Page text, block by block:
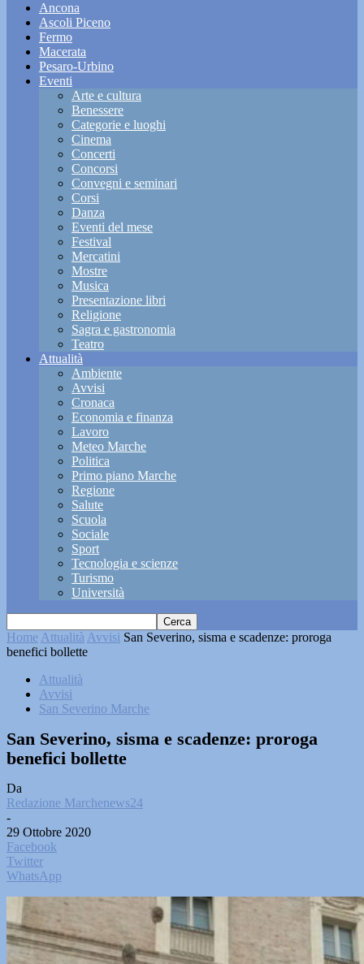
Ancona
Ascoli Piceno
Fermo
Macerata
Pesaro-Urbino
Eventi
Arte e cultura
Benessere
Categorie e luoghi
Cinema
Concerti
Concorsi
Convegni e seminari
Corsi
Danza
Eventi del mese
Festival
Mercatini
Mostre
Musica
Presentazione libri
Religione
Sagra e gastronomia
Teatro
Attualità
Ambiente
Avvisi
Cronaca
Economia e finanza
Lavoro
Meteo Marche
Politica
Primo piano Marche
Regione
Salute
Scuola
Sociale
Sport
Tecnologia e scienze
Turismo
Università
Home Attualità Avvisi San Severino, sisma e scadenze: proroga
benefici bollette
Attualità
Avvisi
San Severino Marche
San Severino, sisma e scadenze: proroga
benefici bollette
Da
Redazione Marchenews24
-
29 Ottobre 2020
Facebook
Twitter
WhatsApp